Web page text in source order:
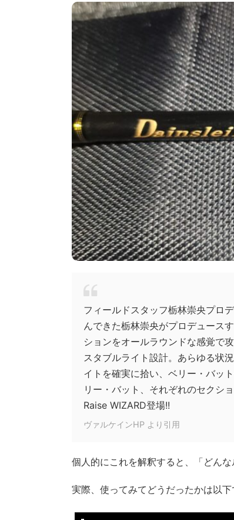
フィールドスタッフ栃林崇央プロ
んできた栃林崇央がプロデュース
ションをオールラウンドな感覚で
スタブルライト設計。あらゆる状
イトを確実に拾い、ベリー・バッ
リー・バット、それぞれのセクシ
Raise WIZARD登場!!
ヴァルケインHP より引用
個人的にこれを解釈すると、「どん
実際、使ってみてどうだったかは以下